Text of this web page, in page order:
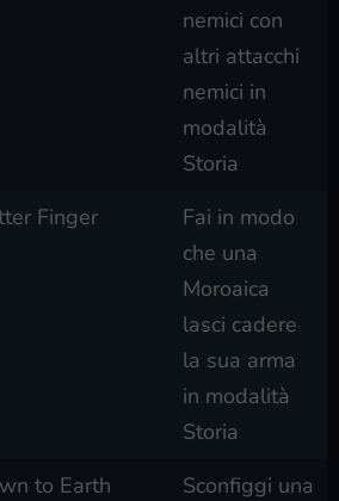
nemici con
altri attacchi
nemici in
modalità
Storia
Finger
Fai in modo
che una
Moroaica
lasci cadere
la sua arma
in modalità
Storia
to Earth
Sconfiggi una